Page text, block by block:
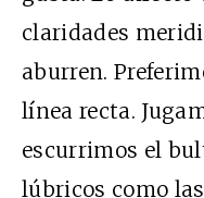
claridades
aburren.
línea recta.
escurrimos el
lúbricos como